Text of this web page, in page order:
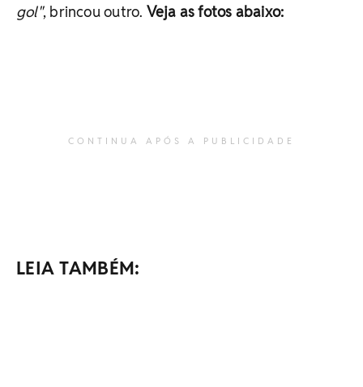
gol", brincou outro. Veja as fotos abaixo:
CONTINUA APÓS A PUBLICIDADE
LEIA TAMBÉM: